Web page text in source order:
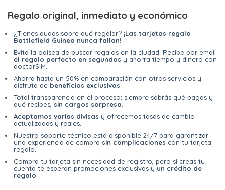
Regalo original, inmediato y económico
¿Tienes dudas sobre qué regalar? ¡Las tarjetas regalo
Battlefield Guinea nunca fallan!
Evita la odisea de buscar regalos en la ciudad. Recibe por email
el regalo perfecto en segundos y ahorra tiempo y dinero con
doctorSIM.
Ahorra hasta un 50% en comparación con otros servicios y
disfruta de beneficios exclusivos
Total transparencia en el proceso; siempre sabrás qué pagas y
qué recibes, sin cargos sorpresa
Aceptamos varias divisas y ofrecemos tasas de cambio
actualizadas y reales.
Nuestro soporte técnico está disponible 24/7 para garantizar
una experiencia de compra sin complicaciones con tu tarjeta
regalo.
Compra tu tarjeta sin necesidad de registro, pero si creas tu
cuenta te esperan promociones exclusivas yun crédito de
regalo